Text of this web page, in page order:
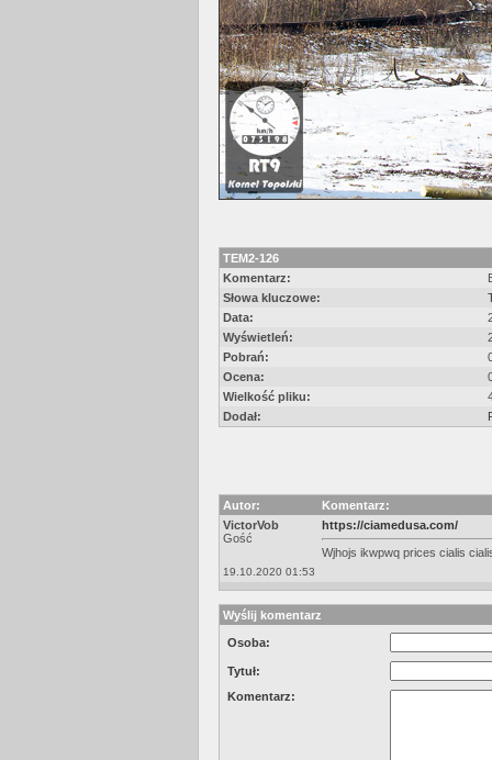
TEM2-126
Komentarz:
Słowa kluczowe:
Data:
Wyświetleń:
Pobrań:
Ocena:
Wielkość pliku:
Dodał:
Autor:
Komentarz:
VictorVob
Gość
https://ciamedusa.com/
Wjhojs ikwpwq prices cialis
19.10.2020 01:53
Wyślij komentarz
Osoba:
Tytuł:
Komentarz: